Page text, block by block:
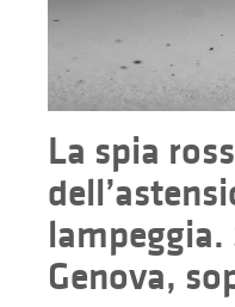
La spia
Genova,